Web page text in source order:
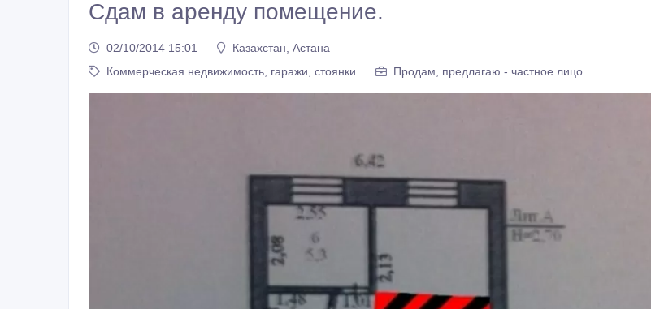
Сдам в аренду помещение.
02/10/2014 15:01
Казахстан, Астана
Коммерческая недвижимость, гаражи, стоянки
Продам, предлагаю - частное лицо